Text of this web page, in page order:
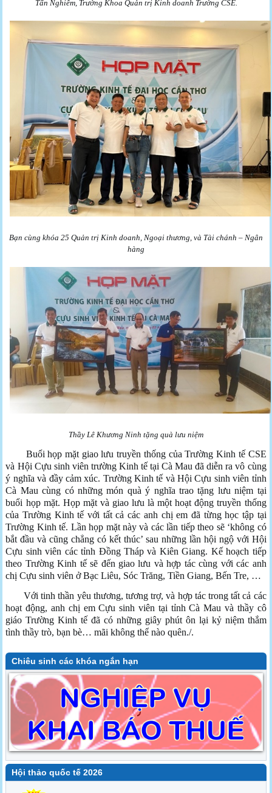
Tấn Nghiêm, Trưởng Khoa Quản trị Kinh doanh Trường CSE.
Bạn cùng khóa 25 Quản trị Kinh doanh, Ngoại thương, và Tài chánh – Ngân
hàng
Thầy Lê Khương Ninh tặng quà lưu niệm
Buổi họp mặt giao lưu truyền thống của Trường Kinh tế CSE
và Hội Cựu sinh viên trường Kinh tế tại Cà Mau đã diễn ra vô cùng
ý nghĩa và đầy cảm xúc. Trường Kinh tế và Hội Cựu sinh viên tỉnh
Cà Mau cùng có những món quà ý nghĩa trao tặng lưu niệm tại
buổi họp mặt. Họp mặt và giao lưu là một hoạt động truyền thống
của Trường Kinh tế với tất cả các anh chị em đã từng học tập tại
Trường Kinh tế. Lần họp mặt này và các lần tiếp theo sẽ ‘không có
bắt đầu và cũng chẳng có kết thúc’ sau những lần hội ngộ với Hội
Cựu sinh viên các tỉnh Đồng Tháp và Kiên Giang. Kế hoạch tiếp
theo Trường Kinh tế sẽ đến giao lưu và hợp tác cùng với các anh
chị Cựu sinh viên ở Bạc Liêu, Sóc Trăng, Tiền Giang, Bến Tre, …
Với tinh thần yêu thương, tương trợ, và hợp tác trong tất cả các
hoạt động, anh chị em Cựu sinh viên tại tỉnh Cà Mau và thầy cô
giáo Trường Kinh tế đã có những giây phút ôn lại kỷ niệm thắm
tình thầy trò, bạn bè… mãi không thể nào quên./.
Chiêu sinh các khóa ngắn hạn
Hội thảo quốc tế 2026